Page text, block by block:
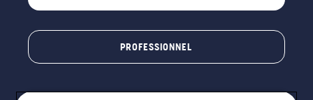
PROFESSIONNEL